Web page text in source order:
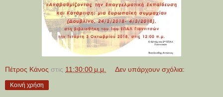
Πέτρος Κάνος στις 11:30:00 μ.μ. Δεν υπάρχουν σχόλια:
Κοινή χρήση